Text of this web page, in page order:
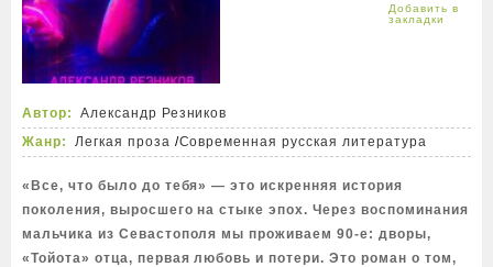
Автор:
Александр Резников
Жанр:
Легкая проза /Современная русская литература
«Все, что было до тебя» — это искренняя история
поколения, выросшего на стыке эпох. Через воспоминания
мальчика из Севастополя мы проживаем 90-е: дворы,
«Тойота» отца, первая любовь и потери. Это роман о том,